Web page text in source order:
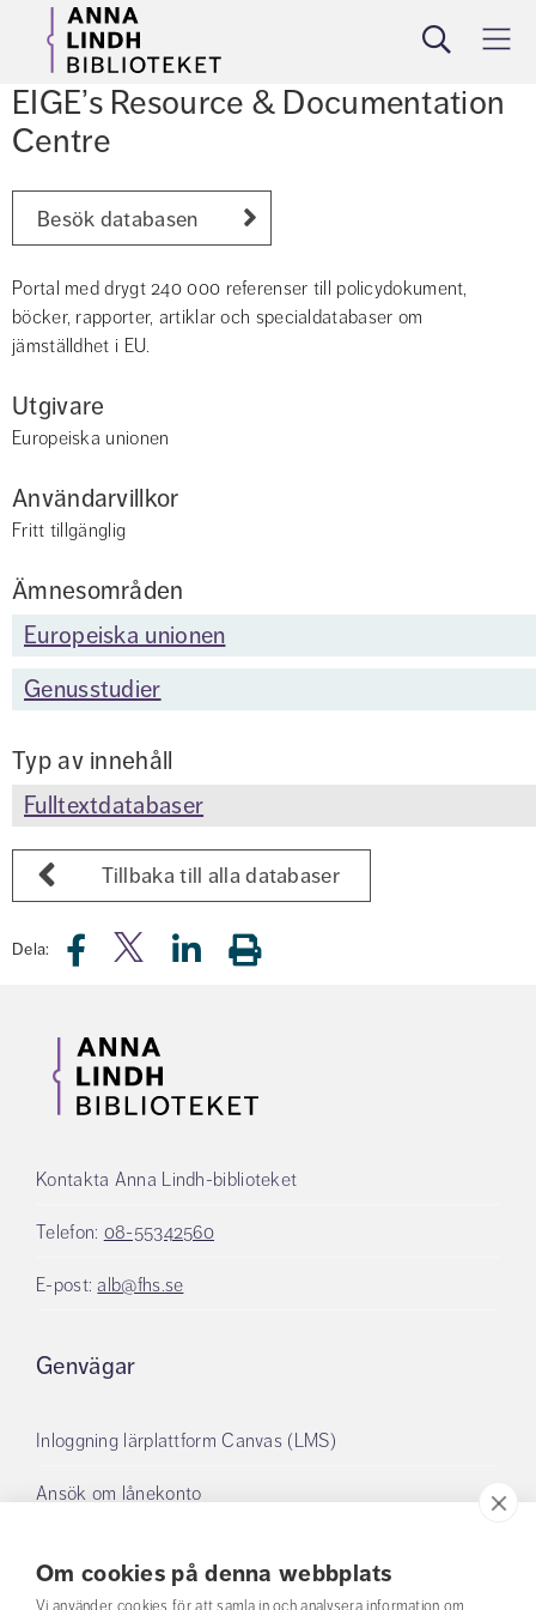
Om cookies på denna webbplats
Sök Meny
EIGE’s Resource & Documentation
Centre
Besök databasen
Portal med drygt 240 000 referenser till policydokument,
böcker, rapporter, artiklar och specialdatabaser om
jämställdhet i EU.
Utgivare
Europeiska unionen
Användarvillkor
Fritt tillgänglig
Ämnesområden
Europeiska unionen
Genusstudier
Typ av innehåll
Fulltextdatabaser
Tillbaka till alla databaser
Dela:
Kontakta Anna Lindh-biblioteket
Telefon: 08-55342560
E-post: alb@fhs.se
Genvägar
Inloggning lärplattform Canvas (LMS)
Ansök om lånekonto
Mina lån